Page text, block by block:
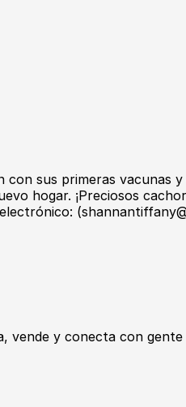
sus primeras vacunas
hogar. ¡Preciosos
vende y conecta con